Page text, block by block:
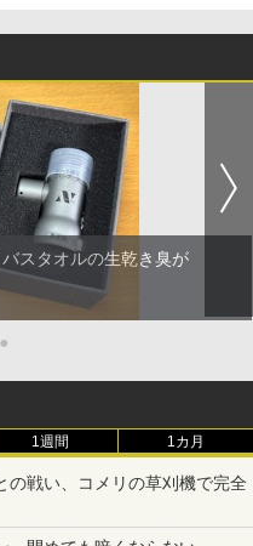
スタオルの生乾き臭が
●
1週間 1カ月
の戦い、コメリの草刈機で完全